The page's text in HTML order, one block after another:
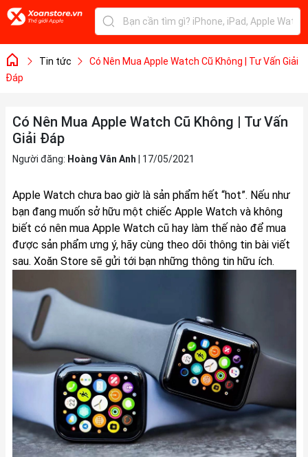
Tin tức
Có Nên Mua Apple Watch Cũ Không | Tư Vấn Giải
Đáp
Có Nên Mua Apple Watch Cũ Không | Tư Vấn
Giải Đáp
Người đăng: Hoàng Vân Anh 17/05/2021
Apple Watch chưa bao giờ là sản phẩm hết “hot”. Nếu như
bạn đang muốn sở hữu một chiếc Apple Watch và không
biết có nên mua Apple Watch cũhay làm thế nào để mua
được sản phẩm ưng ý, hãy cùng theo dõi thông tin bài viết
sau. Xoăn Storesẽ gửi tới bạn những thông tin hữu ích.